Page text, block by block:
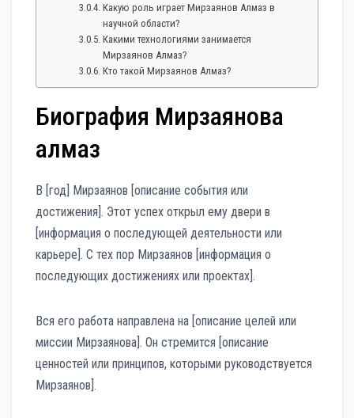
Какую роль играет Мирзаянов Алмаз в
научной области?
Какими технологиями занимается
Мирзаянов Алмаз?
Кто такой Мирзаянов Алмаз?
Биография Мирзаянова
алмаз
В [год] Мирзаянов [описание события или
достижения]. Этот успех открыл ему двери в
[информация о последующей деятельности или
карьере]. С тех пор Мирзаянов [информация о
последующих достижениях или проектах].
Вся его работа направлена на [описание целей или
миссии Мирзаянова]. Он стремится [описание
ценностей или принципов, которыми руководствуется
Мирзаянов].